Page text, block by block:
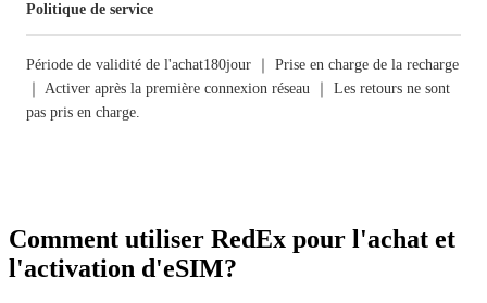
Politique de service
Période de validité de l'achat180jour ｜ Prise en charge de la recharge
｜ Activer après la première connexion réseau ｜ Les retours ne sont
pas pris en charge.
Comment utiliser RedEx pour l'achat et
l'activation d'eSIM?